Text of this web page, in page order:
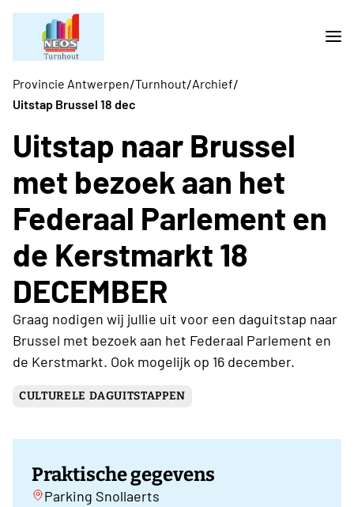
Provincie Antwerpen/Turnhout/Archief/
Uitstap Brussel 18 dec
Uitstap naar Brussel
met bezoek aan het
Federaal Parlement en
de Kerstmarkt 18
DECEMBER
Graag nodigen wij jullie uit voor een daguitstap naar
Brussel met bezoek aan het Federaal Parlement en
de Kerstmarkt. Ook mogelijk op 16 december.
CULTURELE DAGUITSTAPPEN
Praktische gegevens
Parking Snollaerts